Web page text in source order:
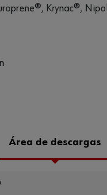
Krynac®,
Área de descargas